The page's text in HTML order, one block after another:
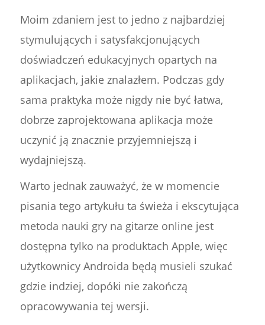
Moim zdaniem jest to jedno z najbardziej
stymulujących i satysfakcjonujących
doświadczeń edukacyjnych opartych na
aplikacjach, jakie znalazłem. Podczas gdy
sama praktyka może nigdy nie być łatwa,
dobrze zaprojektowana aplikacja może
uczynić ją znacznie przyjemniejszą i
wydajniejszą.
Warto jednak zauważyć, że w momencie
pisania tego artykułu ta świeża i ekscytująca
metoda nauki gry na gitarze online jest
dostępna tylko na produktach Apple, więc
użytkownicy Androida będą musieli szukać
gdzie indziej, dopóki nie zakończą
opracowywania tej wersji.